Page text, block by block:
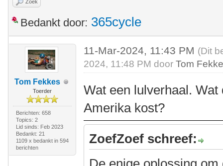
Zoek
Bedankt door: 365cycle
Tom Fekkes
Toerder
Berichten: 658
Topics: 2
Lid sinds: Feb 2023
Bedankt: 21
1109 x bedankt in 594
berichten
11-Mar-2024, 11:43 PM (Dit
2024, 11:48 PM doorTom
Wat een lulverhaal.
Amerika kost?
ZoefZoef schreef: